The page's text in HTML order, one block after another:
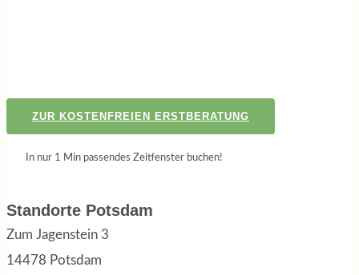
ZUR KOSTENFREIEN ERSTBERATUNG
In nur 1 Min passendes Zeitfenster buchen!
Standorte Potsdam
Zum Jagenstein 3
14478 Potsdam